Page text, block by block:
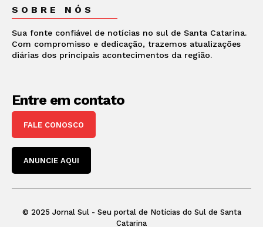
SOBRE NÓS
Sua fonte confiável de notícias no sul de Santa Catarina.
Com compromisso e dedicação, trazemos atualizações
diárias dos principais acontecimentos da região.
Entre em contato
FALE CONOSCO
ANUNCIE AQUI
© 2025 Jornal Sul - Seu portal de Notícias do Sul de Santa
Catarina